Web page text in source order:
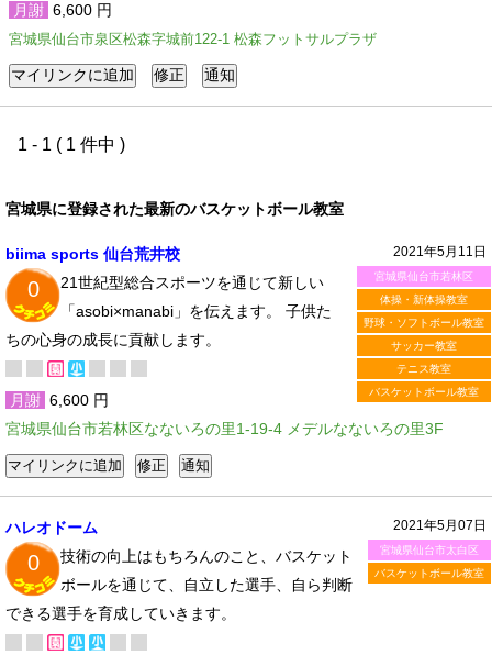
月謝 6,600 円
宮城県仙台市泉区松森字城前122-1 松森フットサルプラザ
1 - 1 ( 1 件中 )
宮城県に登録された最新のバスケットボール教室
2021年5月11日
宮城県仙台市若林区
体操・新体操教室
野球・ソフトボール教室
サッカー教室
テニス教室
バスケットボール教室
biima sports 仙台荒井校
0
21世紀型総合スポーツを通じて新しい
「asobi×manabi」を伝えます。 子供た
ちの心身の成長に貢献します。
月謝 6,600 円
宮城県仙台市若林区なないろの里1-19-4 メデルなないろの里3F
2021年5月07日
宮城県仙台市太白区
バスケットボール教室
ハレオドーム
0
技術の向上はもちろんのこと、バスケット
ボールを通じて、自立した選手、自ら判断
できる選手を育成していきます。